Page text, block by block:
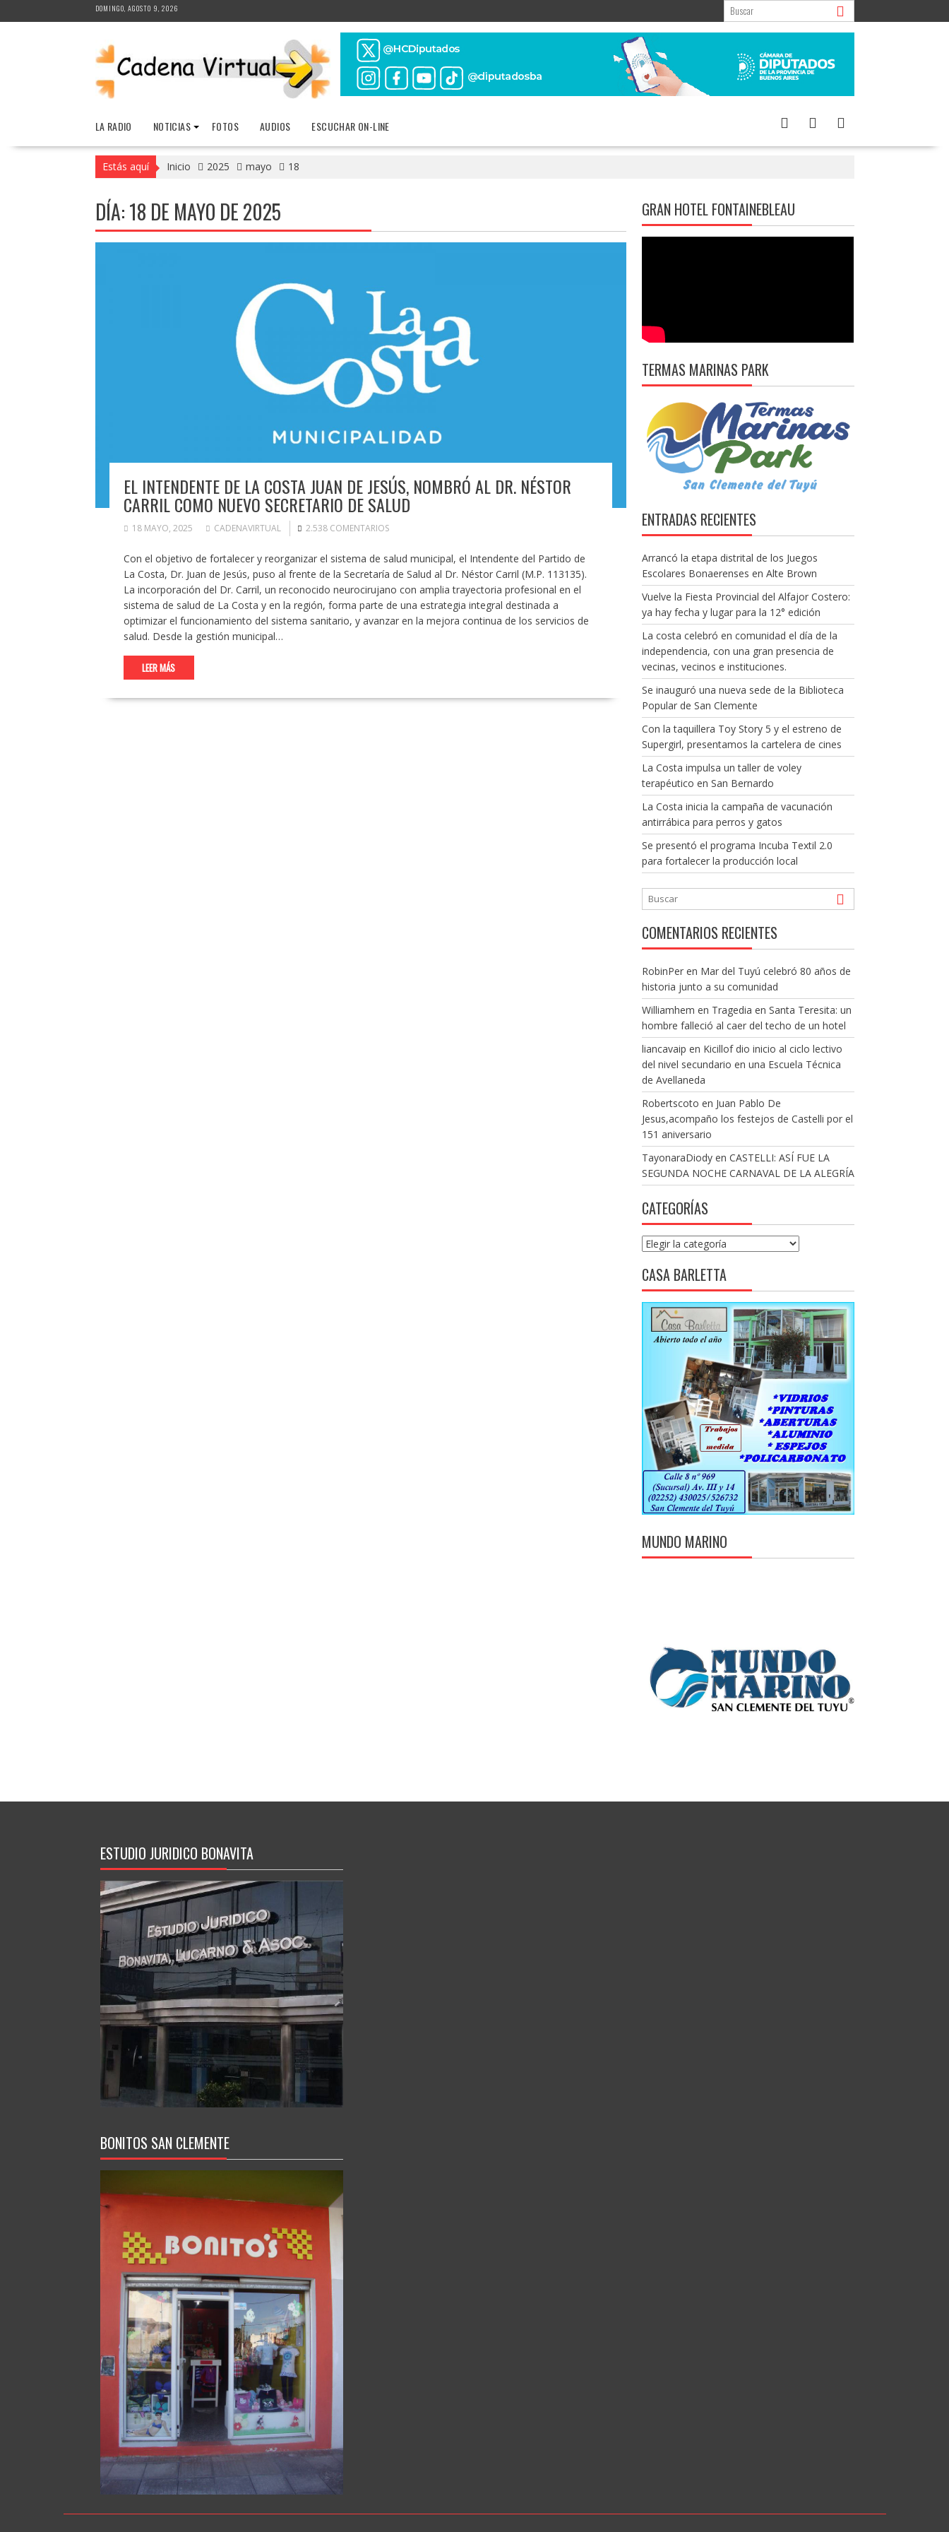
al
DOMINGO, AGOSTO 9, 2026
LA RADIO NOTICIAS FOTOS AUDIOS ESCUCHAR ON-LINE
Estás aquí Inicio 2025 mayo 18
DÍA:18 DE MAYO DE 2025
EL INTENDENTE DE LA COSTA JUAN DE JESÚS, NOMBRÓ AL DR. NÉSTOR
CARRIL COMO NUEVO SECRETARIO DE SALUD
18 MAYO, 2025 CADENAVIRTUAL 2.538 COMENTARIOS
Con el objetivo de fortalecer y reorganizar el sistema de salud municipal, el Intendente del Partido de
La Costa, Dr. Juan de Jesús, puso al frente de la Secretaría de Salud al Dr. Néstor Carril (M.P. 113135).
La incorporación del Dr. Carril, un reconocido neurocirujano con amplia trayectoria profesional en el
sistema de salud de La Costa y en la región, forma parte de una estrategia integral destinada a
optimizar el funcionamiento del sistema sanitario, y avanzar en la mejora continua de los servicios de
salud. Desde la gestión municipal…
LEER MÁS
GRAN HOTEL FONTAINEBLEAU
TERMAS MARINAS PARK
ENTRADAS RECIENTES
Arrancó la etapa distrital de los Juegos
Escolares Bonaerenses en Alte Brown
Vuelve la Fiesta Provincial del Alfajor Costero:
ya hay fecha y lugar para la 12° edición
La costa celebró en comunidad el día de la
independencia, con una gran presencia de
vecinas, vecinos e instituciones.
Se inauguró una nueva sede de la Biblioteca
Popular de San Clemente
Con la taquillera Toy Story 5 y el estreno de
Supergirl, presentamos la cartelera de cines
La Costa impulsa un taller de voley
terapéutico en San Bernardo
La Costa inicia la campaña de vacunación
antirrábica para perros y gatos
Se presentó el programa Incuba Textil 2.0
para fortalecer la producción local
COMENTARIOS RECIENTES
RobinPeren Mar del Tuyú celebró 80 años de
historia junto a su comunidad
Williamhem en Tragedia en Santa Teresita: un
hombre falleció al caer del techo de un hotel
liancavaip en Kicillof dio inicio al ciclo lectivo
del nivel secundario en una Escuela Técnica
de Avellaneda
Robertscoto en Juan Pablo De
Jesus,acompaño los festejos de Castelli por el
151 aniversario
TayonaraDiodyen CASTELLI: ASÍ FUE LA
SEGUNDA NOCHE CARNAVAL DE LA ALEGRÍA
CATEGORÍAS
Categorías
CASA BARLETTA
MUNDO MARINO
ESTUDIO JURIDICO BONAVITA
BONITOS SAN CLEMENTE